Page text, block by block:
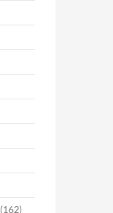
(162)